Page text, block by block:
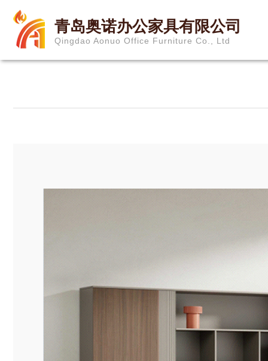
青岛奥诺办公家具有限公司
Qingdao Aonuo Office Furniture Co., Ltd